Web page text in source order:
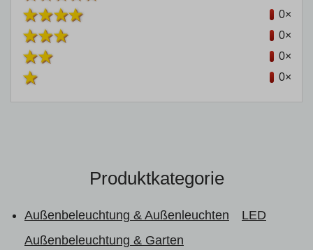
0×
0×
0×
0×
Produktkategorie
Außenbeleuchtung & Außenleuchten
LED
Außenbeleuchtung & Garten